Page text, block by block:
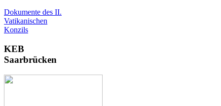
Dokumente des II.
Vatikanischen
Konzils
KEB
Saarbrücken